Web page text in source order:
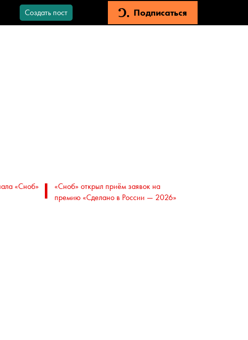
Создать пост Подписаться
«Сноб»
«Сноб» открыл приём заявок на
премию «Сделано в России — 2026»